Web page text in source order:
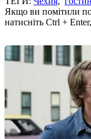
Якщо ви помітили
натисніть Ctrl +